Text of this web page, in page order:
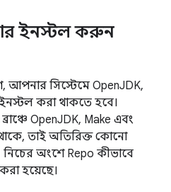
ইনস্টল করুন
আপনার সিস্টেমে OpenJDK,
করা থাকতে হবে।
OpenJDK, Make এবং
থাকে, তাই অতিরিক্ত কোনো
নিচের অংশে Repo কীভাবে
হয়েছে।